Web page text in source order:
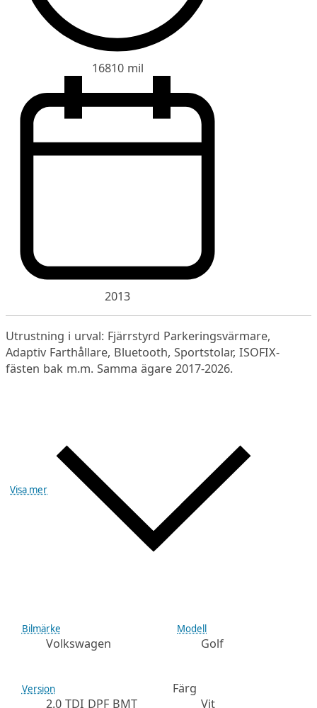
16810 mil
2013
Utrustning i urval: Fjärrstyrd Parkeringsvärmare,
Adaptiv Farthållare, Bluetooth, Sportstolar, ISOFIX-
fästen bak m.m. Samma ägare 2017-2026.
Visa mer
Bilmärke
Volkswagen
Modell
Golf
Version
2.0 TDI DPF BMT
Färg
Vit